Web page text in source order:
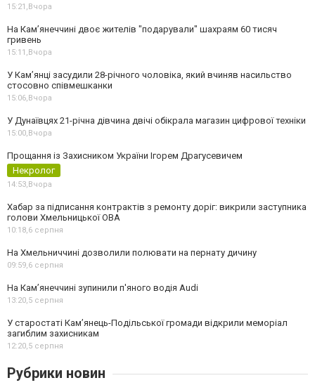
15:21,Вчора
На Камʼянеччині двоє жителів "подарували" шахраям 60 тисяч
гривень
15:11,Вчора
У Камʼянці засудили 28-річного чоловіка, який вчиняв насильство
стосовно співмешканки
15:06,Вчора
У Дунаївцях 21-річна дівчина двічі обікрала магазин цифрової техніки
15:00,Вчора
Прощання із Захисником України Ігорем Драгусевичем
Некролог
14:53,Вчора
Хабар за підписання контрактів з ремонту доріг: викрили заступника
голови Хмельницької ОВА
10:18,6 серпня
На Хмельниччині дозволили полювати на пернату дичину
09:59,6 серпня
На Камʼянеччині зупинили п'яного водія Audi
13:20,5 серпня
У старостаті Кам’янець-Подільської громади відкрили меморіал
загиблим захисникам
12:20,5 серпня
Рубрики новин